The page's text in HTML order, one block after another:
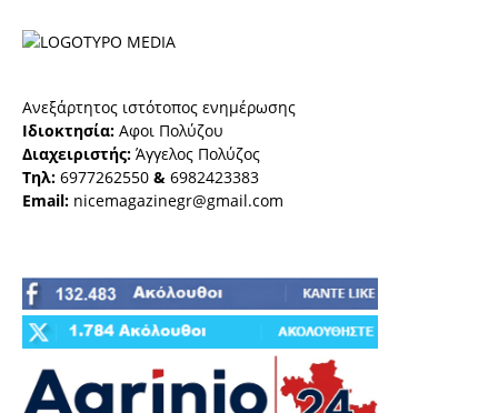
Ανεξάρτητος ιστότοπος ενημέρωσης
Ιδιοκτησία: Αφοι Πολύζου
Διαχειριστής: Άγγελος Πολύζος
Τηλ: 6977262550 & 6982423383
Email: nicemagazinegr@gmail.com